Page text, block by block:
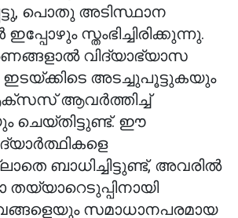
പൊതു അടിസ്ഥാന
സ്തംഭിച്ചിരിക്കുന്നു.
വിദ്യാഭ്യാസ
അടച്ചുപൂട്ടുകയും
ആവർത്തിച്ച്
ചെയ്തിട്ടുണ്ട്. ഈ
ബാധിച്ചിട്ടുണ്ട്, അവരിൽ
തയ്യാറെടുപ്പിനായി
സമാധാനപരമായ